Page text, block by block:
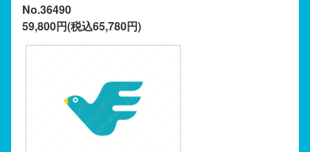
No.36490
59,800円(税込65,780円)